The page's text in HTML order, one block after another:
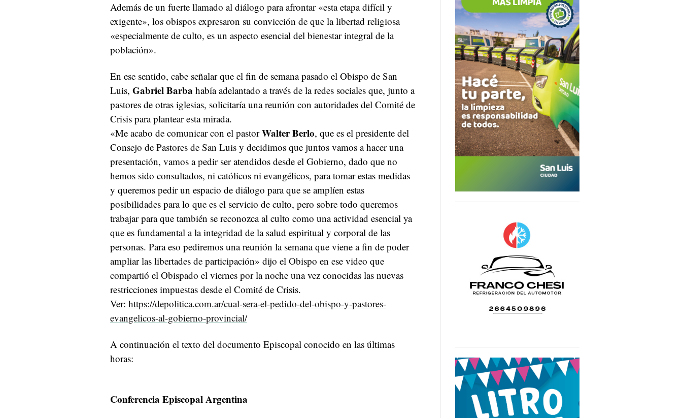
Además de un fuerte llamado al diálogo para afrontar «esta etapa difícil y
exigente», los obispos expresaron su convicción de que la libertad religiosa
«especialmente de culto, es un aspecto esencial del bienestar integral de la
población».
En ese sentido, cabe señalar que el fin de semana pasado el Obispo de San
Luis, Gabriel Barba había adelantado a través de la redes sociales que, junto a
pastores de otras iglesias, solicitaría una reunión con autoridades del Comité de
Crisis para plantear esta mirada.
«Me acabo de comunicar con el pastorWalter Berlo, que es el presidente del
Consejo de Pastores de San Luis y decidimos que juntos vamos a hacer una
presentación, vamos a pedir ser atendidos desde el Gobierno, dado que no
hemos sido consultados, ni católicos ni evangélicos, para tomar estas medidas
y queremos pedir un espacio de diálogo para que se amplíen estas
posibilidades para lo que es el servicio de culto, pero sobre todo queremos
trabajar para que también se reconozca al culto como una actividad esencial ya
que es fundamental a la integridad de la salud espiritual y corporal de las
personas. Para eso pediremos una reunión la semana que viene a fin de poder
ampliar las libertades de participación» dijo el Obispo en ese video que
compartió el Obispado el viernes por la noche una vez conocidas las nuevas
restricciones impuestas desde el Comité de Crisis.
Ver: https://depolitica.com.ar/cual-sera-el-pedido-del-obispo-y-pastores-
evangelicos-al-gobierno-provincial/
A continuación el texto del documento Episcopal conocido en las últimas
horas:
Conferencia Episcopal Argentina